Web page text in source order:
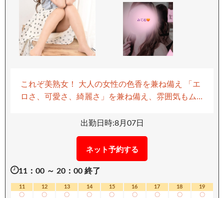
これぞ美熟女！ 大人の女性の色香を兼ね備え 「エ
ロさ、可愛さ、綺麗さ」を兼ね備え、雰囲気もム
い声も魅力のひとつ！！ 一瞬で場を和まし、楽し
恋人のように優しいキスから・・・ 貴方も美熟女
にどっぷりとはまってみませんか？ 二人きりの秘
出勤日時:8月07日
ネット予約する
11：00 ～ 20：00 終了
11
〇
12
〇
13
〇
14
〇
15
〇
16
〇
17
〇
18
〇
19
〇